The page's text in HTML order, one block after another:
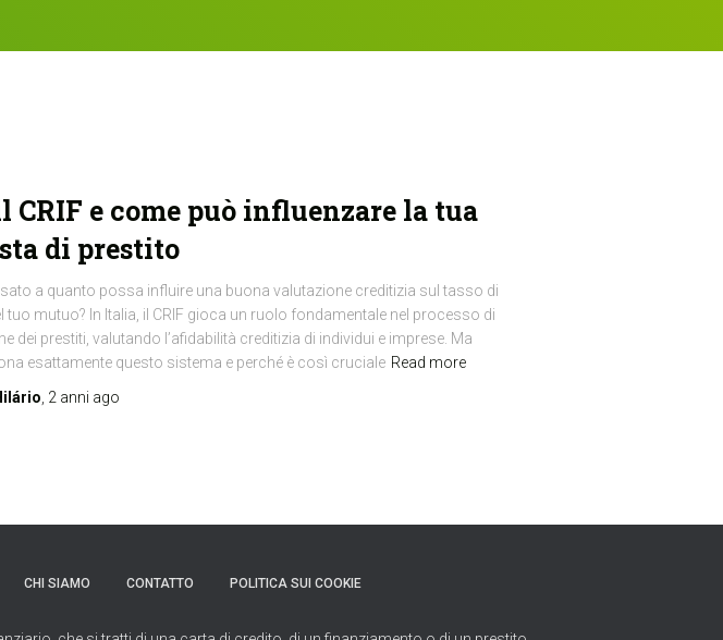
il CRIF e come può influenzare la tua
di prestito
a quanto possa influire una buona valutazione creditizia sul tasso di
tuo mutuo? In Italia, il CRIF gioca un ruolo fondamentale nel processo di
dei prestiti, valutando l’afidabilità creditizia di individui e imprese. Ma
esattamente questo sistema e perché è così cruciale Read more
2 anni ago
CHI SIAMO CONTATTO POLITICA SUI COOKIE